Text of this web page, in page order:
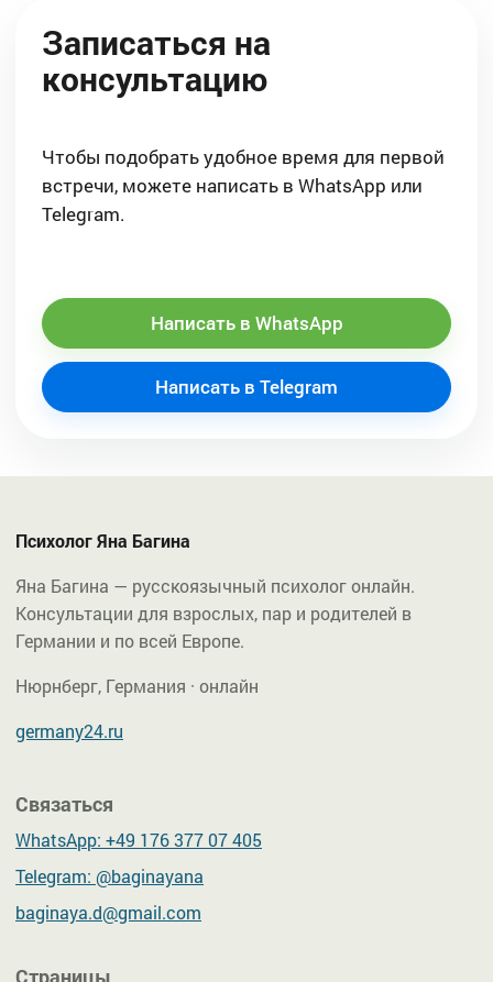
Записаться на
консультацию
Чтобы подобрать удобное время для первой
встречи, можете написать в WhatsApp или
Telegram.
Написать в WhatsApp
Написать в Telegram
Психолог Яна Багина
Яна Багина — русскоязычный психолог онлайн.
Консультации для взрослых, пар и родителей в
Германии и по всей Европе.
Нюрнберг, Германия · онлайн
germany24.ru
Связаться
WhatsApp: +49 176 377 07 405
Telegram: @baginayana
baginaya.d@gmail.com
Страницы